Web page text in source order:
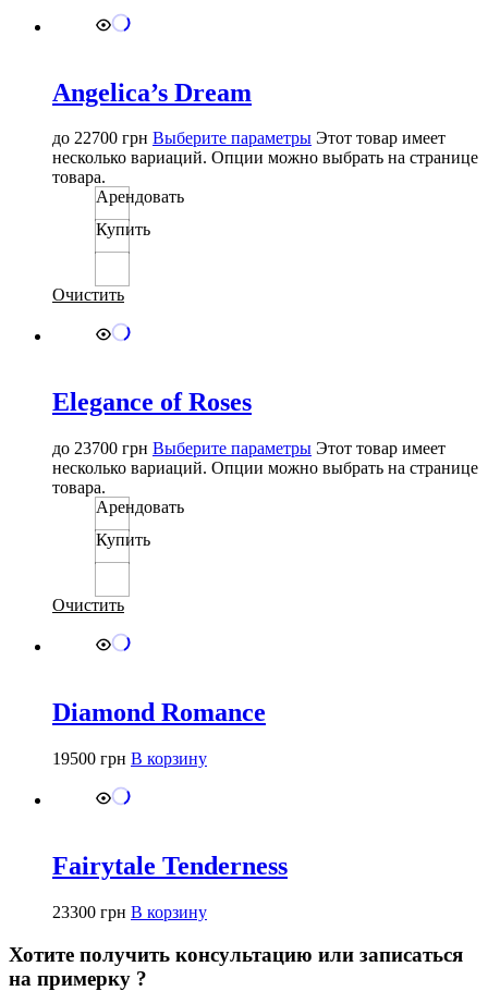
Angelica’s Dream
до 22700 грн Выберите параметры Этот товар имеет
несколько вариаций. Опции можно выбрать на странице
товара.
Арендовать
Купить
Очистить
Elegance of Roses
до 23700 грн Выберите параметры Этот товар имеет
несколько вариаций. Опции можно выбрать на странице
товара.
Арендовать
Купить
Очистить
Diamond Romance
19500 грн В корзину
Fairytale Tenderness
23300 грн В корзину
Хотите получить консультацию или записаться
на примерку ?